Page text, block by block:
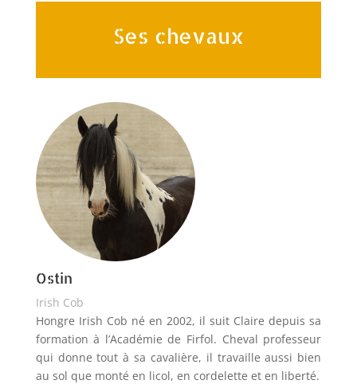
Ses chevaux
Ostin
Irish Cob
Hongre Irish Cob né en 2002, il suit Claire depuis sa
formation à l’Académie de Firfol. Cheval professeur
qui donne tout à sa cavalière, il travaille aussi bien
au sol que monté en licol, en cordelette et en liberté.